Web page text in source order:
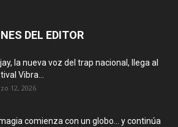
DEL EDITOR
la nueva voz del trap nacional, llega al
Vibra...
12, 2026
comienza con un globo… y continúa